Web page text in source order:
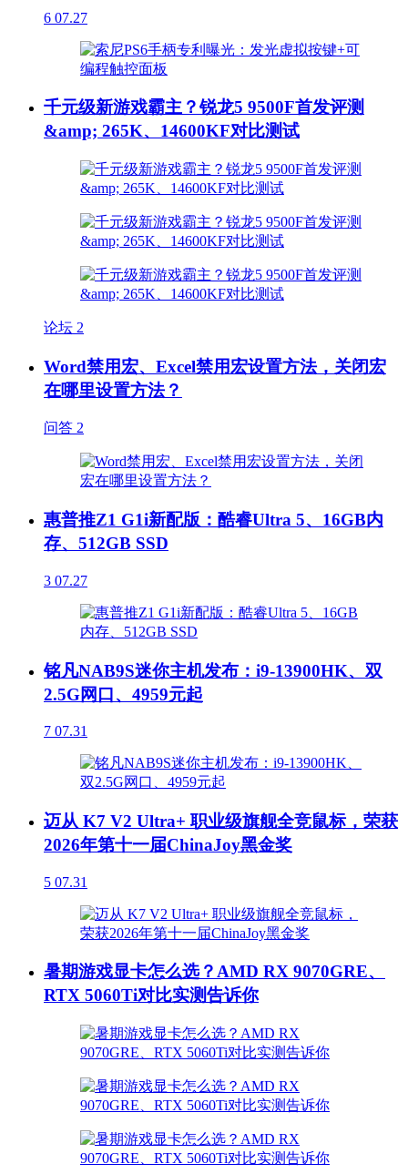
6 07.27
千元级新游戏霸主？锐龙5 9500F首发评测
&amp; 265K、14600KF对比测试
论坛 2
Word禁用宏、Excel禁用宏设置方法，关闭宏
在哪里设置方法？
问答 2
惠普推Z1 G1i新配版：酷睿Ultra 5、16GB内
存、512GB SSD
3 07.27
铭凡NAB9S迷你主机发布：i9-13900HK、双
2.5G网口、4959元起
7 07.31
迈从 K7 V2 Ultra+ 职业级旗舰全竞鼠标，荣获
2026年第十一届ChinaJoy黑金奖
5 07.31
暑期游戏显卡怎么选？AMD RX 9070GRE、
RTX 5060Ti对比实测告诉你